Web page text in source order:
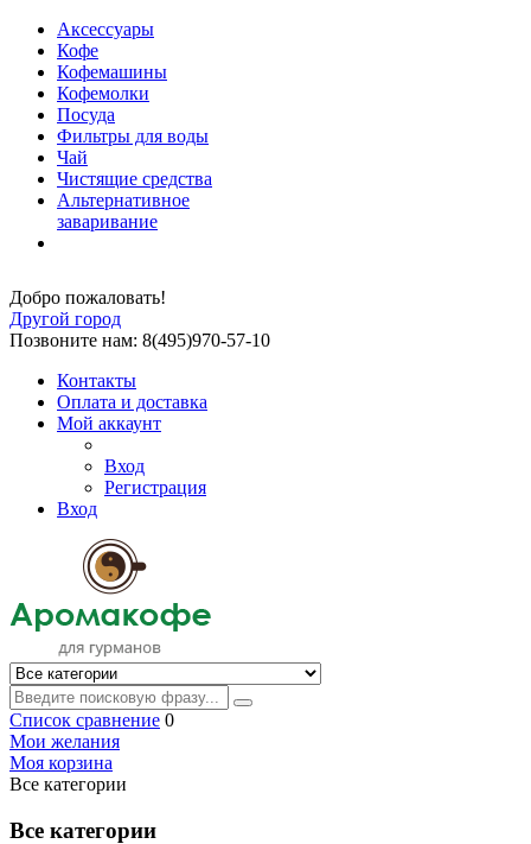
Аксессуары
Кофе
Кофемашины
Кофемолки
Посуда
Фильтры для воды
Чай
Чистящие средства
Альтернативное
заваривание
Добро пожаловать!
Другой город
Позвоните нам: 8(495)970-57-10
Контакты
Оплата и доставка
Мой аккаунт
Вход
Регистрация
Вход
Список сравнение 0
Мои желания
Моя корзина
Все категории
Все категории